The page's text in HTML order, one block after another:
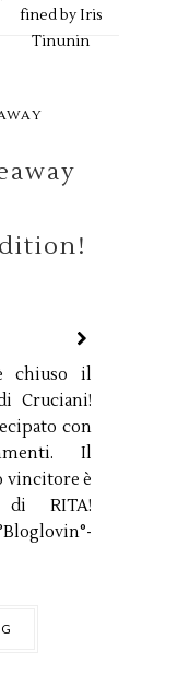
fined byIris
Tinunin
chiuso il
Cruciani!
con
Il
vincitore è
RITA!